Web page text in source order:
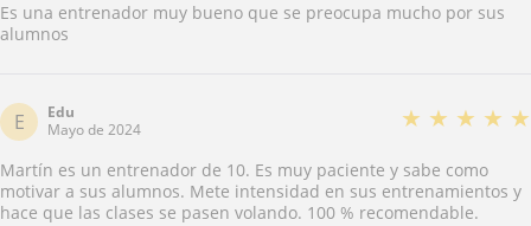
Es una entrenador muy bueno que se preocupa mucho por sus
alumnos
E
Edu
Mayo de 2024
★ ★ ★ ★ ★
Martín es un entrenador de 10. Es muy paciente y sabe como
motivar a sus alumnos. Mete intensidad en sus entrenamientos y
hace que las clases se pasen volando. 100 % recomendable.